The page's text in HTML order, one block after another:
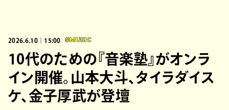
2026.6.10｜15:00 #MUSIC
10代のための『音楽塾』がオンラ
イン開催。山本大斗、タイラダイス
ケ、金子厚武が登壇